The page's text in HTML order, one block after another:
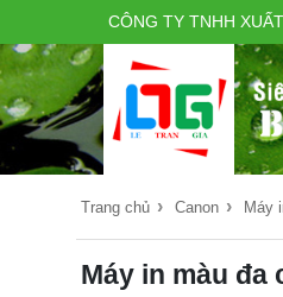
CÔNG TY TNHH
Trang chủ › Canon › Máy
Máy in màu đa